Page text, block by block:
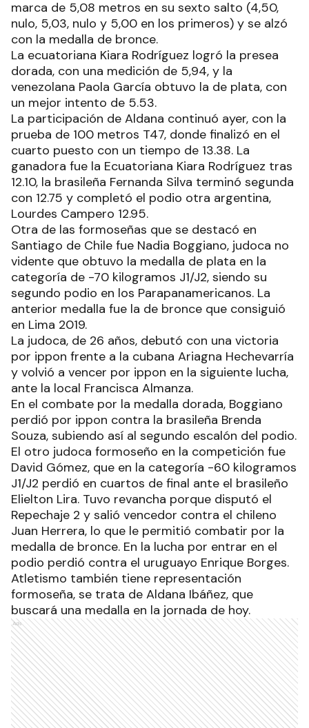
marca de 5,08 metros en su sexto salto (4,50,
nulo, 5,03, nulo y 5,00 en los primeros) y se alzó
con la medalla de bronce.
La ecuatoriana Kiara Rodríguez logró la presea
dorada, con una medición de 5,94, y la
venezolana Paola García obtuvo la de plata, con
un mejor intento de 5.53.
La participación de Aldana continuó ayer, con la
prueba de 100 metros T47, donde finalizó en el
cuarto puesto con un tiempo de 13.38. La
ganadora fue la Ecuatoriana Kiara Rodríguez tras
12.10, la brasileña Fernanda Silva terminó segunda
con 12.75 y completó el podio otra argentina,
Lourdes Campero 12.95.
Otra de las formoseñas que se destacó en
Santiago de Chile fue Nadia Boggiano, judoca no
vidente que obtuvo la medalla de plata en la
categoría de -70 kilogramos J1/J2, siendo su
segundo podio en los Parapanamericanos. La
anterior medalla fue la de bronce que consiguió
en Lima 2019.
La judoca, de 26 años, debutó con una victoria
por ippon frente a la cubana Ariagna Hechevarría
y volvió a vencer por ippon en la siguiente lucha,
ante la local Francisca Almanza.
En el combate por la medalla dorada, Boggiano
perdió por ippon contra la brasileña Brenda
Souza, subiendo así al segundo escalón del podio.
El otro judoca formoseño en la competición fue
David Gómez, que en la categoría -60 kilogramos
J1/J2 perdió en cuartos de final ante el brasileño
Elielton Lira. Tuvo revancha porque disputó el
Repechaje 2 y salió vencedor contra el chileno
Juan Herrera, lo que le permitió combatir por la
medalla de bronce. En la lucha por entrar en el
podio perdió contra el uruguayo Enrique Borges.
Atletismo también tiene representación
formoseña, se trata de Aldana Ibáñez, que
buscará una medalla en la jornada de hoy.
Ads